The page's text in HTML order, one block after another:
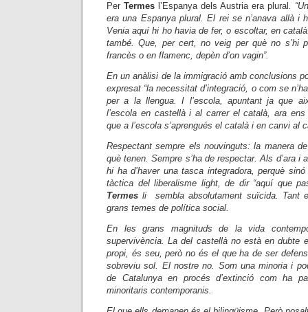
Per Termes l’Espanya dels Austria era plural.
era una Espanya plural. El rei se n’anava allà i
Venia aquí hi ho havia de fer, o escoltar, en
també. Que, per cert, no veig per què no s’hi
francès o en flamenc, depèn d’on vagin”.
En un anàlisi de la immigració amb conclusions
expresat “la necessitat d’integració, o com se
per a la llengua. I l’escola, apuntant ja que
l’escola en castellà i al carrer el català, ara ens
que a l’escola s’aprengués el català i en canvi al
Respectant sempre els nouvinguts: la manera
què tenen. Sempre s’ha de respectar. Als d’ara i
hi ha d’haver una tasca integradora, perquè
tàctica del liberalisme light, de dir “aquí que
Termesli sembla absolutament suïcida. Tant
grans temes de política social.
En les grans magnituds de la vida
supervivència. La del castellà no està en dubte
propi, és seu, però no és el que ha de ser
sobreviu sol. El nostre no. Som una minoria i
de Catalunya en procés d’extinció com ha
minoritaris contemporanis.